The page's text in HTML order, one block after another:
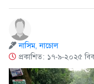
নাসিম, নাচোল
প্রকাশিত: ১৭-৯-২০২৫